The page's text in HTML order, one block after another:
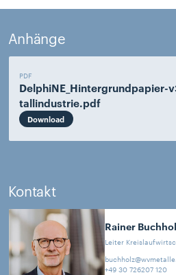
Anhänge
PDF
DelphiNE_Hintergrundpapier-
tallindustrie.pdf
Download
Kontakt
Rainer
Leiter
+49 30 726207 120